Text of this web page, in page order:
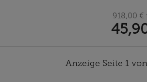
918,00 €
Anzeige Seite 1